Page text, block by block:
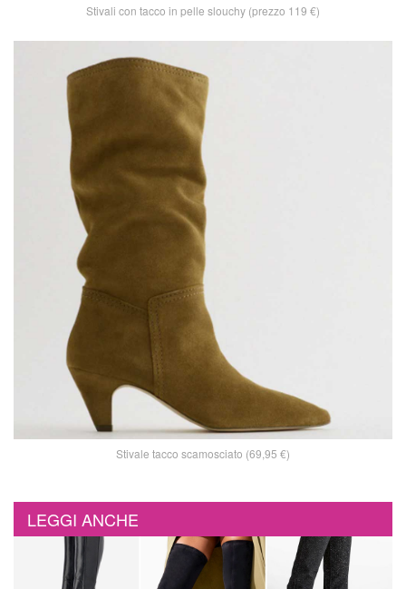
Stivali con tacco in pelle slouchy (prezzo 119 €)
Stivale tacco scamosciato (69,95 €)
LEGGI ANCHE